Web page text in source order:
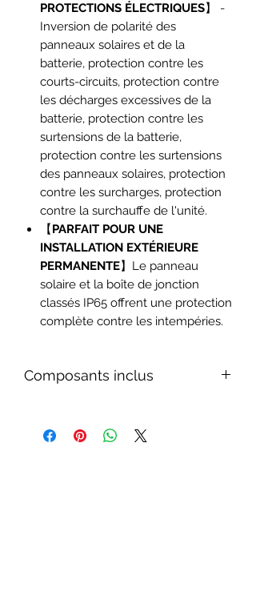
PROTECTIONS ÉLECTRIQUES】 -
Inversion de polarité des
panneaux solaires et de la
batterie, protection contre les
courts-circuits, protection contre
les décharges excessives de la
batterie, protection contre les
surtensions de la batterie,
protection contre les surtensions
des panneaux solaires, protection
contre les surcharges, protection
contre la surchauffe de l'unité.
【PARFAIT POUR UNE
INSTALLATION EXTÉRIEURE
PERMANENTE】Le panneau
solaire et la boîte de jonction
classés IP65 offrent une protection
complète contre les intempéries.
Composants inclus
1x jeu de connecteurs MC4
connexion parallèle 2-IN-1-OUT,